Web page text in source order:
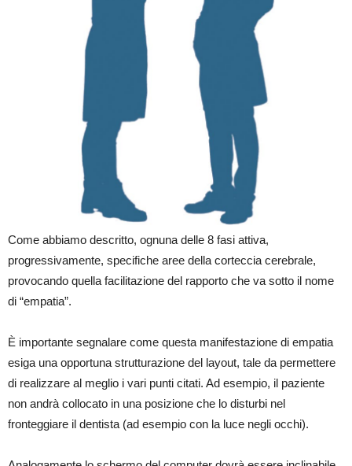
Come abbiamo descritto, ognuna delle 8 fasi attiva,
progressivamente, specifiche aree della corteccia cerebrale,
provocando quella facilitazione del rapporto che va sotto il nome
di “empatia”.
È importante segnalare come questa manifestazione di empatia
esiga una opportuna strutturazione del layout, tale da permettere
di realizzare al meglio i vari punti citati. Ad esempio, il paziente
non andrà collocato in una posizione che lo disturbi nel
fronteggiare il dentista (ad esempio con la luce negli occhi).